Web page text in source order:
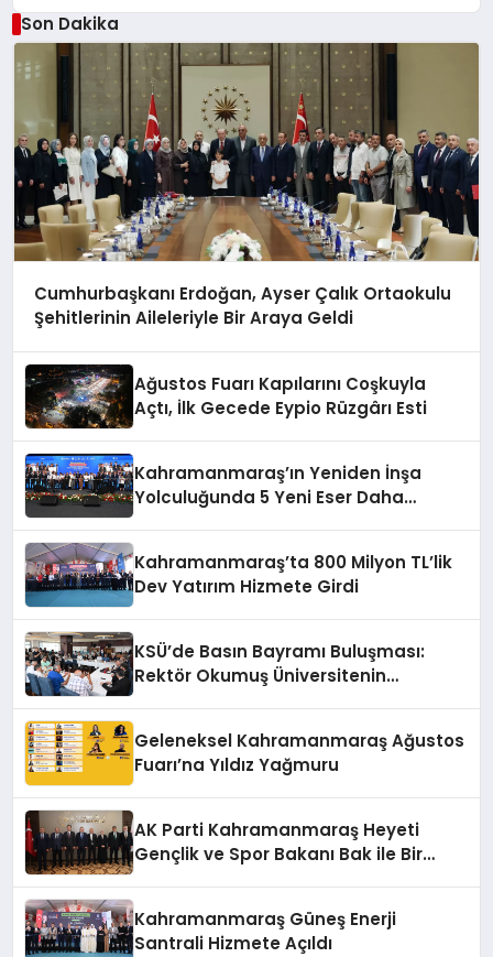
Son Dakika
Cumhurbaşkanı Erdoğan, Ayser Çalık Ortaokulu
Şehitlerinin Aileleriyle Bir Araya Geldi
Ağustos Fuarı Kapılarını Coşkuyla
Açtı, İlk Gecede Eypio Rüzgârı Esti
Kahramanmaraş’ın Yeniden İnşa
Yolculuğunda 5 Yeni Eser Daha
Kahramanmaraş’ta 800 Milyon TL’lik
Dev Yatırım Hizmete Girdi
KSÜ’de Basın Bayramı Buluşması:
Rektör Okumuş Üniversitenin
Geleneksel Kahramanmaraş Ağustos
Fuarı’na Yıldız Yağmuru
AK Parti Kahramanmaraş Heyeti
Gençlik ve Spor Bakanı Bak ile Bir
Kahramanmaraş Güneş Enerji
Santrali Hizmete Açıldı